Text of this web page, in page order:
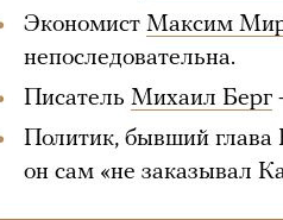
Экономист Максим
непоследовательна.
Писатель Михаил Берг
Политик, бывший
он сам «не заказывал